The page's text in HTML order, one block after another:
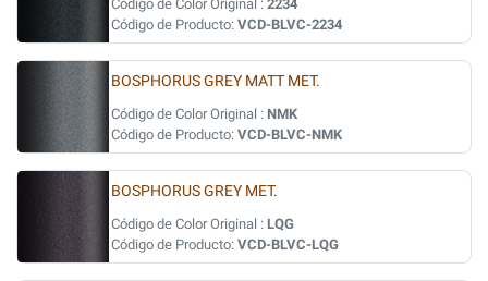
Código de Color Original : 2234
Código de Producto: VCD-BLVC-2234
BOSPHORUS GREY MATT MET.
Código de Color Original : NMK
Código de Producto: VCD-BLVC-NMK
BOSPHORUS GREY MET.
Código de Color Original : LQG
Código de Producto: VCD-BLVC-LQG